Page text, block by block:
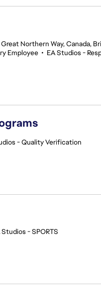
Northern Way, Canada,
Employee • EA Studios -
- Quality Verification
Studios - SPORTS